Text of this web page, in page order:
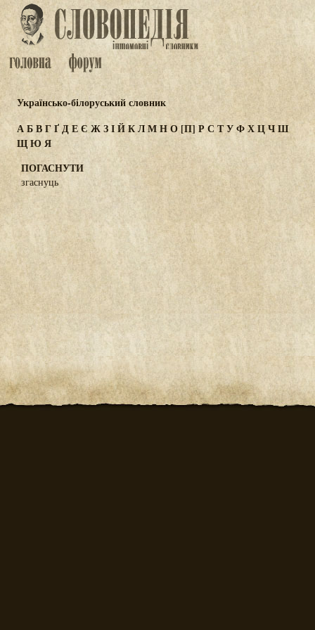
Українсько-білоруський словник
АБВГҐДЕЄ ЖЗІЙКЛМНО[П] Р С ТУФХЦЧШ
ЩЮ Я
ПОГАСНУТИ
згаснуць